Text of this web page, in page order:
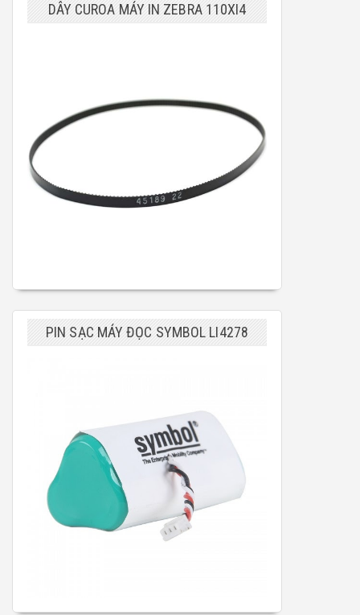
DÂY CUROA MÁY IN ZEBRA 110XI4
PIN SẠC MÁY ĐỌC SYMBOL LI4278